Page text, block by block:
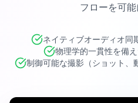
フローを可能
ネイティブオーディオ同
物理学的一貫性を備
制御可能な撮影（ショット、